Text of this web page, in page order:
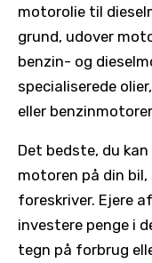
motorolie til
grund, udover
benzin- og
specialiserede
eller
Det bedste, du
motoren på din
foreskriver. Ejere
investere penge i
tegn på forbrug